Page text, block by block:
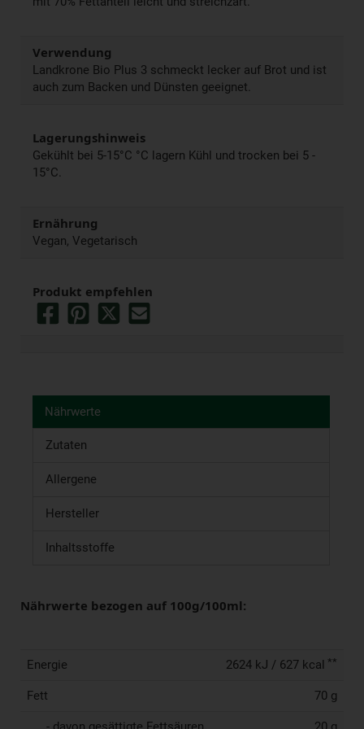
Verwendung
Landkrone Bio Plus 3 schmeckt lecker auf Brot und ist
auch zum Backen und Dünsten geeignet.
Lagerungshinweis
Gekühlt bei 5-15°C °C lagern Kühl und trocken bei 5 -
15°C.
Ernährung
Vegan, Vegetarisch
Produkt empfehlen
Nährwerte
Zutaten
Allergene
Hersteller
Inhaltsstoffe
Nährwerte bezogen auf 100g/100ml:
Energie 2624 kJ / 627 kcal **
Fett 70 g